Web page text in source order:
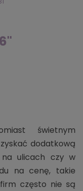
świetnym
dodatkową
ulicach czy w
na cenę, takie
często nie są